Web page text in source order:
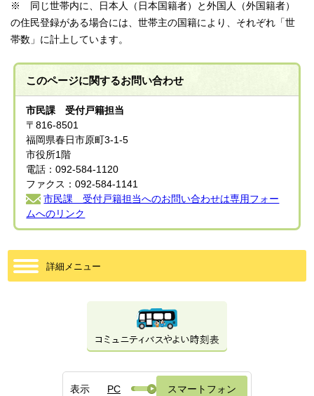
※ 同じ世帯内に、日本人（日本国籍者）と外国人（外国籍者）
の住民登録がある場合には、世帯主の国籍により、それぞれ「世
帯数」に計上しています。
このページに関するお問い合わせ
市民課 受付戸籍担当
〒816-8501
福岡県春日市原町3-1-5
市役所1階
電話：092-584-1120
ファクス：092-584-1141
市民課 受付戸籍担当へのお問い合わせは専用フォー
ムへのリンク
詳細メニュー
表示 PC スマートフォン